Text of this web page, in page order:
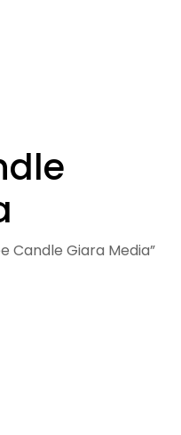
Candle Giara Media”